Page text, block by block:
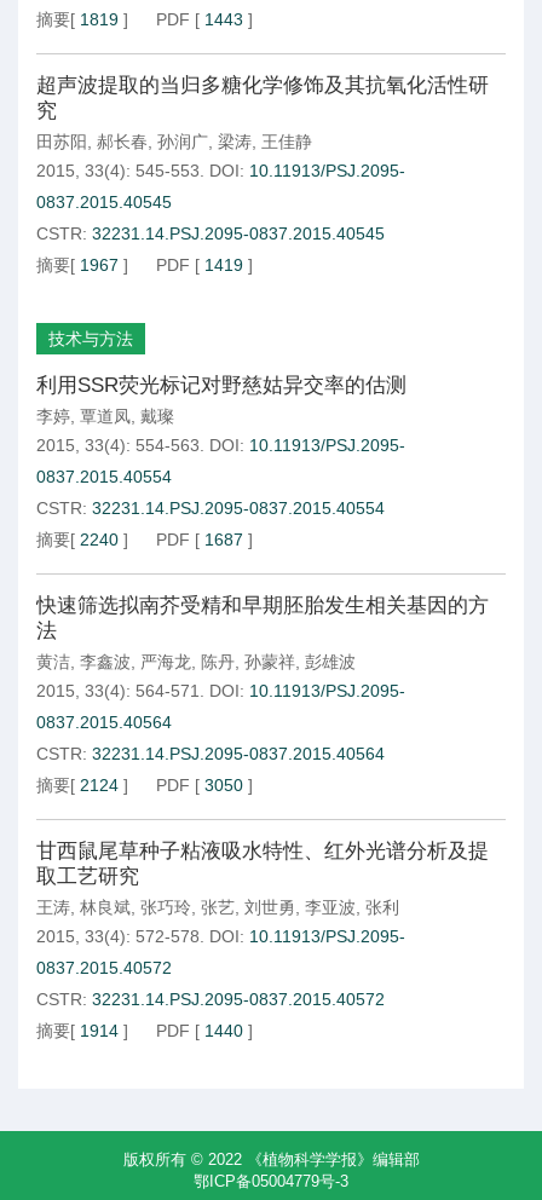
摘要[ 1819 ] PDF [ 1443 ]
超声波提取的当归多糖化学修饰及其抗氧化活性研
究
田苏阳 郝长春 孙润广 梁涛 王佳静
2015, 33(4): 545-553.
DOI: 10.11913/PSJ.2095-
0837.2015.40545
CSTR: 32231.14.PSJ.2095-0837.2015.40545
摘要[ 1967 ] PDF [ 1419 ]
技术与方法
利用SSR荧光标记对野慈姑异交率的估测
李婷 覃道凤 戴璨
2015, 33(4): 554-563.
DOI: 10.11913/PSJ.2095-
0837.2015.40554
CSTR: 32231.14.PSJ.2095-0837.2015.40554
摘要[ 2240 ] PDF [ 1687 ]
快速筛选拟南芥受精和早期胚胎发生相关基因的方
法
黄洁 李鑫波 严海龙 陈丹 孙蒙祥 彭雄波
2015, 33(4): 564-571.
DOI: 10.11913/PSJ.2095-
0837.2015.40564
CSTR: 32231.14.PSJ.2095-0837.2015.40564
摘要[ 2124 ] PDF [ 3050 ]
甘西鼠尾草种子粘液吸水特性、红外光谱分析及提
取工艺研究
王涛 林良斌 张巧玲 张艺 刘世勇 李亚波 张利
2015, 33(4): 572-578.
DOI: 10.11913/PSJ.2095-
0837.2015.40572
CSTR: 32231.14.PSJ.2095-0837.2015.40572
摘要[ 1914 ] PDF [ 1440 ]
版权所有 © 2022 《植物科学学报》编辑部
鄂ICP备05004779号-3